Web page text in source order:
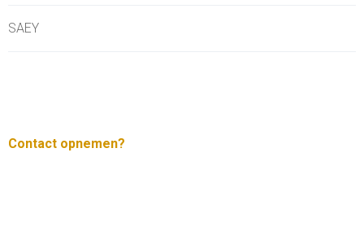
SAEY
Contact opnemen?